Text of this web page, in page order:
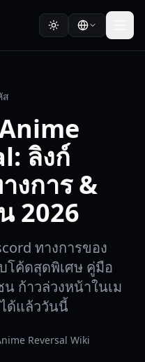
ส
ลิงก์
งการ &
2026
ทางการของ
โค้ดสุดพิเศษ คู่มือ
ก้าวล่วงหน้าในเม
ด้แล้ววันนี้
Reversal Wiki